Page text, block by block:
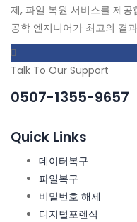
제, 파일 복원 서비스를 제공
공학 엔지니어가 최고의 결
Talk To Our Support
0507-1355-9657
Quick Links
데이터복구
파일복구
비밀번호 해제
디지털포렌식